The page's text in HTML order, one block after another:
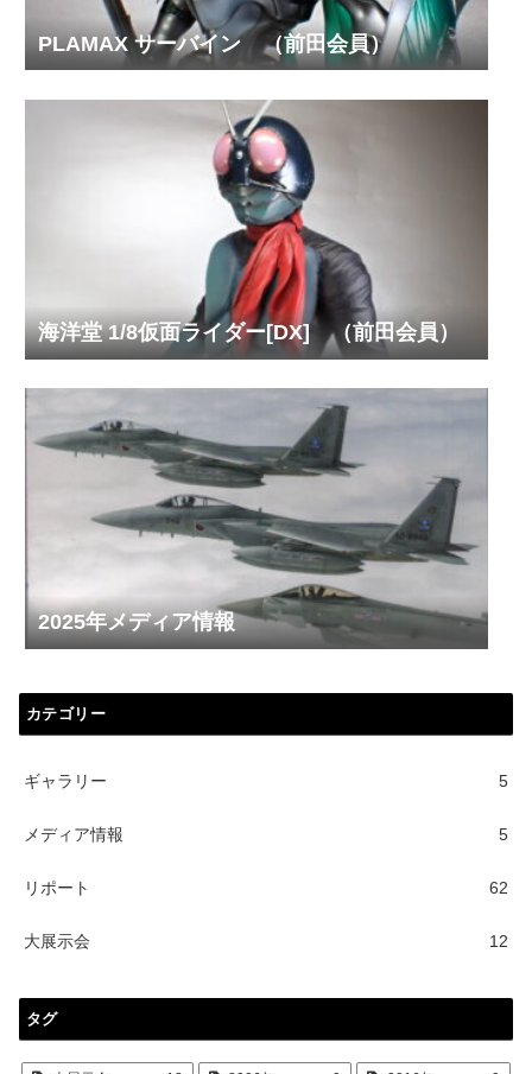
PLAMAX サーバイン （前田会員）
海洋堂 1/8仮面ライダー[DX] （前田会員）
2025年メディア情報
カテゴリー
ギャラリー 5
メディア情報 5
リポート 62
大展示会 12
タグ